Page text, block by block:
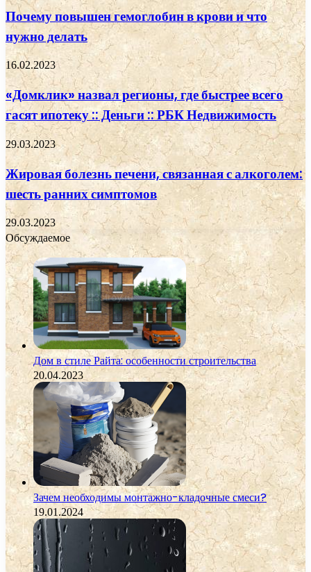
Почему повышен гемоглобин в крови и что
нужно делать
16.02.2023
«Домклик» назвал регионы, где быстрее всего
гасят ипотеку :: Деньги :: РБК Недвижимость
29.03.2023
Жировая болезнь печени, связанная с алкоголем:
шесть ранних симптомов
29.03.2023
Обсуждаемое
Дом в стиле Райта: особенности строительства
20.04.2023
Зачем необходимы монтажно-кладочные смеси?
19.01.2024